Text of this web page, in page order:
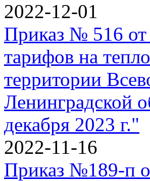
2022-12-01
Приказ № 516 от
тарифов на
территории
Ленинградской
декабря 2023 г."
2022-11-16
Приказ №189-п